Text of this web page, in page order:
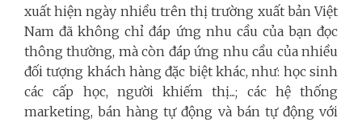
xuất hiện ngày nhiều trên thị trường xuất bản Việt
Nam đã không chỉ đáp ứng nhu cầu của bạn đọc
thông thường, mà còn đáp ứng nhu cầu của nhiều
đối tượng khách hàng đặc biệt khác, như: học sinh
các cấp học, người khiếm thị...; các hệ thống
marketing, bán hàng tự động và bán tự động với